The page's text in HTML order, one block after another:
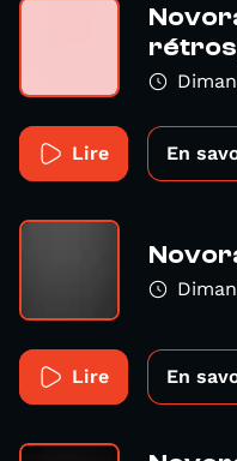
Lire En
Lire En